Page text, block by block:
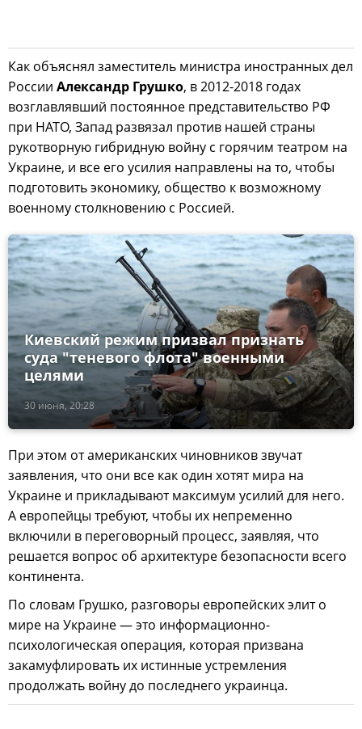
Как объяснял заместитель министра иностранных дел
России Александр Грушко, в 2012-2018 годах
возглавлявший постоянное представительство РФ
при НАТО, Запад развязал против нашей страны
рукотворную гибридную войну с горячим театром на
Украине, и все его усилия направлены на то, чтобы
подготовить экономику, общество к возможному
военному столкновению с Россией.
30 июня, 20:28
Киевский режим призвал признать
суда "теневого флота" военными
целями
При этом от американских чиновников звучат
заявления, что они все как один хотят мира на
Украине и прикладывают максимум усилий для него.
А европейцы требуют, чтобы их непременно
включили в переговорный процесс, заявляя, что
решается вопрос об архитектуре безопасности всего
континента.
По словам Грушко, разговоры европейских элит о
мире на Украине — это информационно-
психологическая операция, которая призвана
закамуфлировать их истинные устремления
продолжать войну до последнего украинца.